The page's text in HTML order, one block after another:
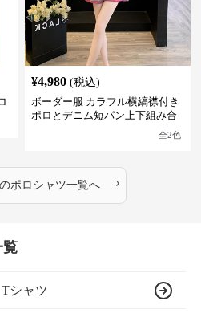
¥4,980 (税込)
ボーダー服 カラフル横縞襟付き
ポロとデニム短パン上下組み合
全2色
のポロシャツ一覧へ ›
覧
Tシャツ